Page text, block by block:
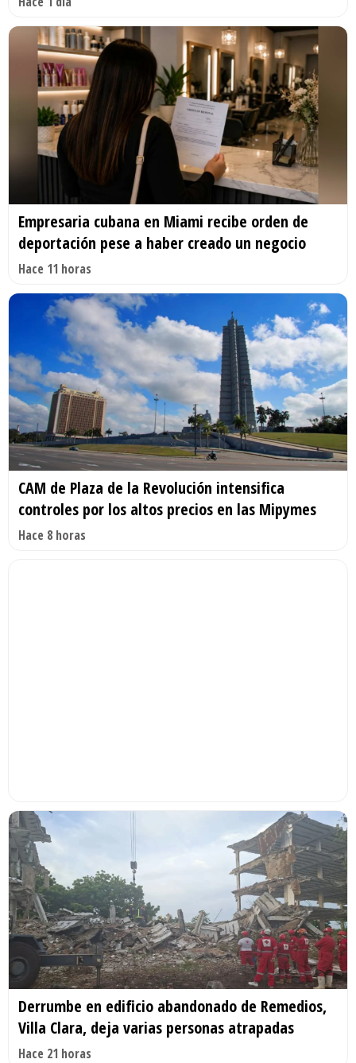
Empresaria cubana en Miami recibe orden de
deportación pese a haber creado un negocio
Hace 11 horas
CAM de Plaza de la Revolución intensifica
controles por los altos precios en las Mipymes
Hace 8 horas
Derrumbe en edificio abandonado de Remedios,
Villa Clara, deja varias personas atrapadas
Hace 21 horas